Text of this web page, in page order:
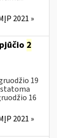
2021 »
2
19
16
2021 »